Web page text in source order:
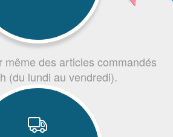
même des articles commandés
(du lundi au vendredi).